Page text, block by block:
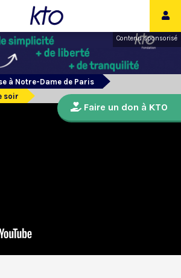
Contenu sponsorisé
à Notre-Dame de Paris
soir
Faire un don à KTO